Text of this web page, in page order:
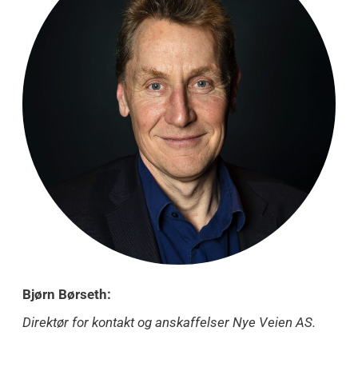
Bjørn Børseth:
Direktør for kontakt og anskaffelser Nye Veien AS.